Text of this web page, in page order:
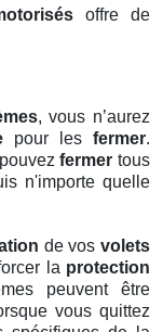
offre de
, vous n’aurez
pour les fermer.
fermer tous
n'importe quelle
de vosvolets
la protection
peuvent être
vous quittez